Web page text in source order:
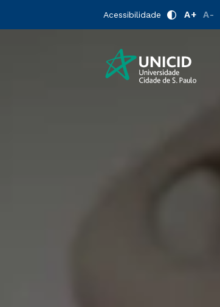
Acessibilidade A+ A-